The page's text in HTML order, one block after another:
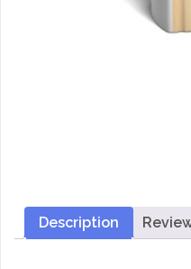
Description